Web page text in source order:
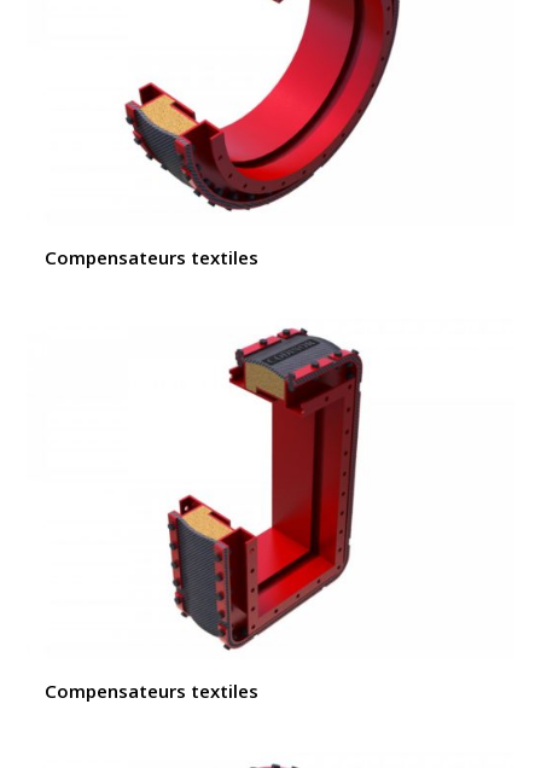
Compensateurs textiles
Compensateurs textiles